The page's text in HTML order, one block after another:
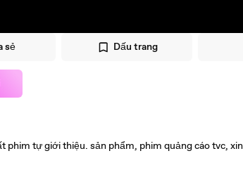
sẻ Dấu trang
phim tự giới thiệu. sản phẩm, phim quảng cáo tvc,